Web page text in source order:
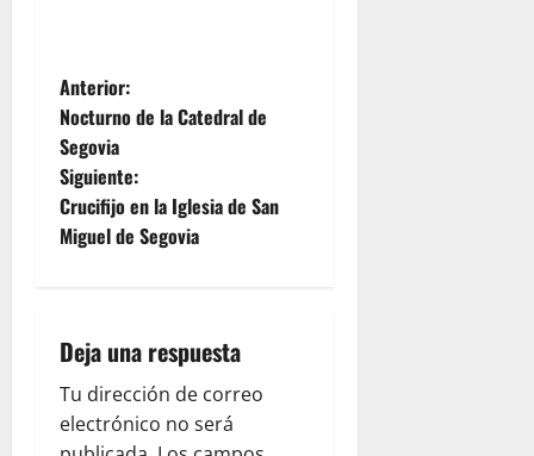
N
a
v
e
a
c
Anterior:
Nocturno de la Catedral de
Segovia
Siguiente:
Crucifijo en la Iglesia de San
Miguel de Segovia
Deja una respuesta
Tu dirección de correo
electrónico no será